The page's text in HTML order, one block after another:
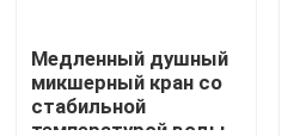
Главная страница
Медленный душный
микшерный кран со
стабильной
температурой воды